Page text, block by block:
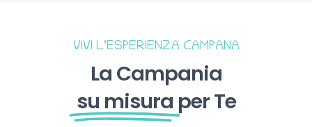
VIVI L’ESPERIENZA CAMPANA
La Campania
su misura per Te